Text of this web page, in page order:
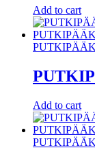
Add to cart
Add to cart